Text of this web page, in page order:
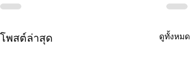
โพสต์ล่าสุด ดูทั้งหมด